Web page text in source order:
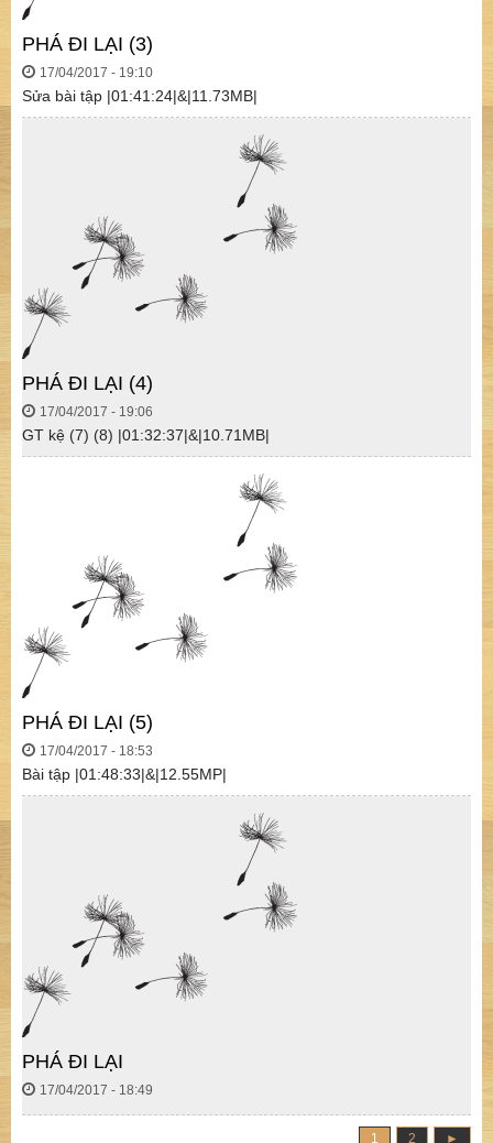
PHÁ ĐI LẠI (3)
17/04/2017 - 19:10
Sửa bài tập |01:41:24|&|11.73MB|
PHÁ ĐI LẠI (4)
17/04/2017 - 19:06
GT kệ (7) (8) |01:32:37|&|10.71MB|
PHÁ ĐI LẠI (5)
17/04/2017 - 18:53
Bài tập |01:48:33|&|12.55MP|
PHÁ ĐI LẠI
17/04/2017 - 18:49
1 2 ►